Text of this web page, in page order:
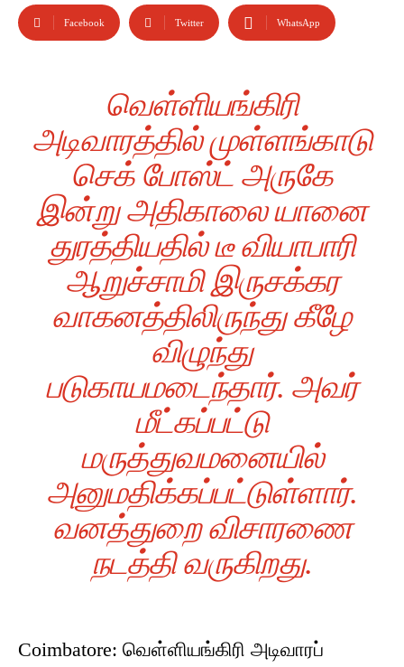
Facebook Twitter WhatsApp
வெள்ளியங்கிரி
அடிவாரத்தில் முள்ளங்காடு
செக் போஸ்ட் அருகே
இன்று அதிகாலை யானை
துரத்தியதில் டீ வியாபாரி
ஆறுச்சாமி இருசக்கர
வாகனத்திலிருந்து கீழே
விழுந்து
படுகாயமடைந்தார். அவர்
மீட்கப்பட்டு
மருத்துவமனையில்
அனுமதிக்கப்பட்டுள்ளார்.
வனத்துறை விசாரணை
நடத்தி வருகிறது.
Coimbatore: வெள்ளியங்கிரி அடிவாரப்